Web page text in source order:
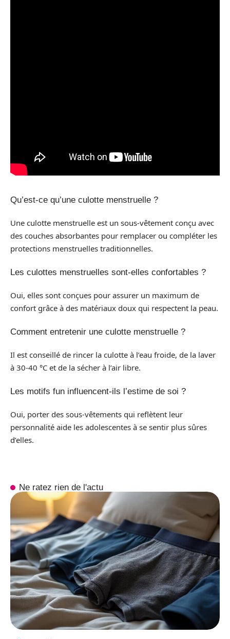
Qu’est-ce qu’une culotte menstruelle ?
Une culotte menstruelle est un sous-vêtement conçu avec
des couches absorbantes pour remplacer ou compléter les
protections menstruelles traditionnelles.
Les culottes menstruelles sont-elles confortables ?
Oui, elles sont conçues pour assurer un maximum de
confort grâce à des matériaux doux qui respectent la peau.
Comment entretenir une culotte menstruelle ?
Il est conseillé de rincer la culotte à l’eau froide, de la laver
à 30-40 °C et de la sécher à l’air libre.
Les motifs fun influencent-ils l’estime de soi ?
Oui, porter des sous-vêtements qui reflètent leur
personnalité aide les adolescentes à se sentir plus sûres
d’elles.
Ne ratez rien de l'actu